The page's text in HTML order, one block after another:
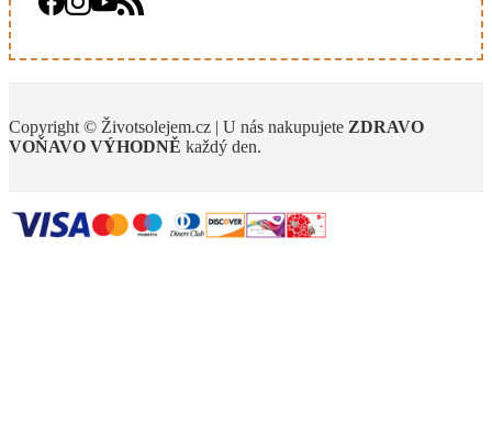
Copyright © Životsolejem.cz | U nás nakupujete ZDRAVO
VOŇAVO VÝHODNĚ každý den.